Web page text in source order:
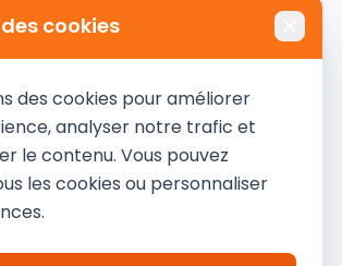
d'aide pour choisir ?
Parler à un expert
cookies
des cookies pour améliorer
analyser notre trafic et
le contenu. Vous pouvez
les cookies ou personnaliser